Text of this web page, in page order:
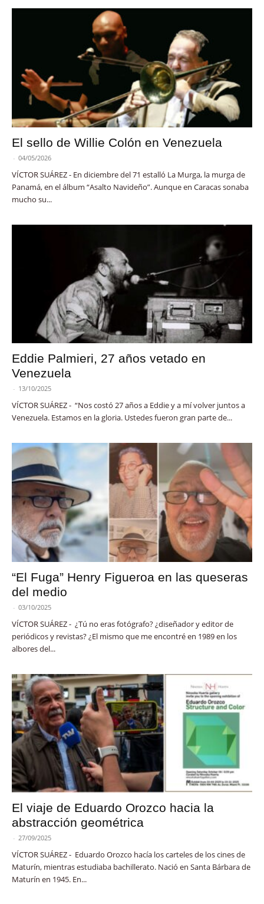
El sello de Willie Colón en Venezuela
- 04/05/2026
VÍCTOR SUÁREZ - En diciembre del 71 estalló La Murga, la murga de
Panamá, en el álbum “Asalto Navideño”. Aunque en Caracas sonaba
mucho su...
Eddie Palmieri, 27 años vetado en
Venezuela
- 13/10/2025
VÍCTOR SUÁREZ - “Nos costó 27 años a Eddie y a mí volver juntos a
Venezuela. Estamos en la gloria. Ustedes fueron gran parte de...
“El Fuga” Henry Figueroa en las queseras
del medio
- 03/10/2025
VÍCTOR SUÁREZ - ¿Tú no eras fotógrafo? ¿diseñador y editor de
periódicos y revistas? ¿El mismo que me encontré en 1989 en los
albores del...
El viaje de Eduardo Orozco hacia la
abstracción geométrica
- 27/09/2025
VÍCTOR SUÁREZ - Eduardo Orozco hacía los carteles de los cines de
Maturín, mientras estudiaba bachillerato. Nació en Santa Bárbara de
Maturín en 1945. En...